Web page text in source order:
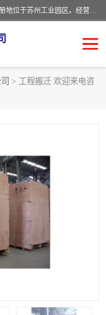
江苏富顺达吊装搬运有限公司成立于2014年，注册地位于苏州工业园区。经营范围包括起重吊装、搬运装卸服务；叉车、吊车租赁；水电安装；机电工程施工及维护；机电设备安装；家政服务、保洁服务。苏州搬运公司，苏州叉车出租，苏州吊车出租，苏州工厂设备搬运，专业设备吊装服务。
> 工程搬迁 欢迎来电咨
吊装
公司
设备吊装服务
出租租赁服务